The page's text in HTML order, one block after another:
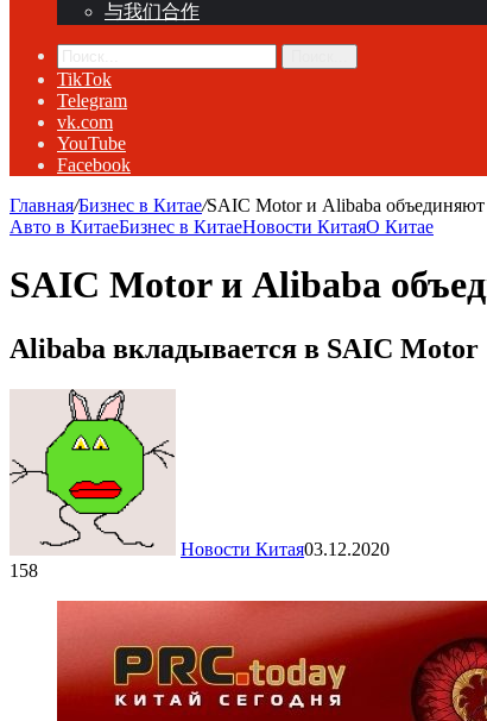
与我们合作
TikTok
Telegram
vk.com
YouTube
Facebook
Главная/Бизнес в Китае/SAIC Motor и Alibaba объединяют
Авто в КитаеБизнес в КитаеНовости КитаяО Китае
SAIC Motor и Alibaba
Alibaba вкладывается в SAIC Motor
Новости Китая03.12.2020
158